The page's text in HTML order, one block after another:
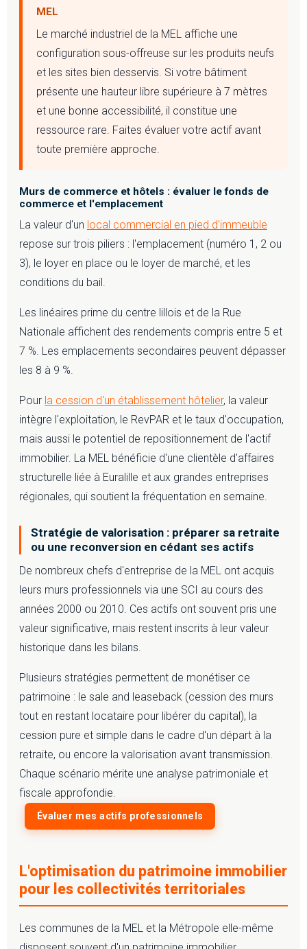
MEL
Le marché industriel de la MEL affiche une
configuration sous-offreuse sur les produits neufs
et les sites bien desservis. Si votre bâtiment
présente une hauteur libre supérieure à 7 mètres
et une bonne accessibilité, il constitue une
ressource rare. Faites évaluer votre actif avant
toute première approche.
Murs de commerce et hôtels : évaluer le fonds de
commerce et l'emplacement
La valeur d'un local commercial en pied d'immeuble
repose sur trois piliers : l'emplacement (numéro 1, 2 ou
3), le loyer en place ou le loyer de marché, et les
conditions du bail.
Les linéaires prime du centre lillois et de la Rue
Nationale affichent des rendements compris entre 5 et
7 %. Les emplacements secondaires peuvent dépasser
les 8 à 9 %.
Pour la cession d'un établissement hôtelier, la valeur
intègre l'exploitation, le RevPAR et le taux d'occupation,
mais aussi le potentiel de repositionnement de l'actif
immobilier. La MEL bénéficie d'une clientèle d'affaires
structurelle liée à Euralille et aux grandes entreprises
régionales, qui soutient la fréquentation en semaine.
Stratégie de valorisation : préparer sa retraite
ou une reconversion en cédant ses actifs
De nombreux chefs d'entreprise de la MEL ont acquis
leurs murs professionnels via une SCI au cours des
années 2000 ou 2010. Ces actifs ont souvent pris une
valeur significative, mais restent inscrits à leur valeur
historique dans les bilans.
Plusieurs stratégies permettent de monétiser ce
patrimoine : le sale and leaseback (cession des murs
tout en restant locataire pour libérer du capital), la
cession pure et simple dans le cadre d'un départ à la
retraite, ou encore la valorisation avant transmission.
Chaque scénario mérite une analyse patrimoniale et
fiscale approfondie.
Évaluer mes actifs professionnels
L'optimisation du patrimoine immobilier
pour les collectivités territoriales
Les communes de la MEL et la Métropole elle-même